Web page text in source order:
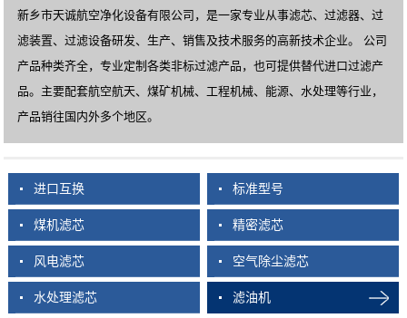
新乡市天诚航空净化设备有限公司，是一家专业从事滤芯、过滤器、过
滤装置、过滤设备研发、生产、销售及技术服务的高新技术企业。 公司
产品种类齐全，专业定制各类非标过滤产品，也可提供替代进口过滤产
品。主要配套航空航天、煤矿机械、工程机械、能源、水处理等行业，
产品销往国内外多个地区。
进口互换 标准型号
煤机滤芯 精密滤芯
风电滤芯 空气除尘滤芯
水处理滤芯 滤油机